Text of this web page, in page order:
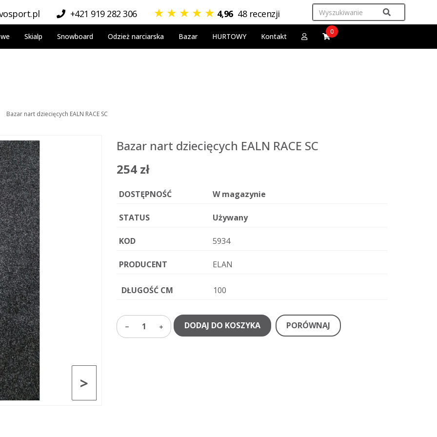
+421 919 282 306 ★ ★ ★ ★ ★ 4,96 48 recenzji
Skialp Snowboard Odzież narciarska Bazar HURTOWY Kontakt
0
Bazar nart dziecięcych EALN RACE SC
>
Bazar nart dziecięcych EALN RACE SC
254 zł
DOSTĘPNOŚĆ W magazynie
STATUS Używany
KOD 5934
PRODUCENT ELAN
DŁUGOŚĆ CM 100
1 DODAJ DO KOSZYKA PORÓWNAJ